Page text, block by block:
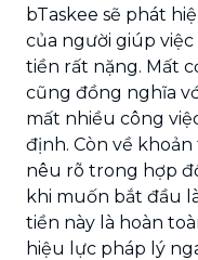
bTaskee sẽ phát
của người giúp
tiền rất nặng. Mất
cũng đồng nghĩa
mất nhiều công
định. Còn về
nêu rõ trong hợp
khi muốn bắt đầu
tiền này là hoàn
hiệu lực pháp lý